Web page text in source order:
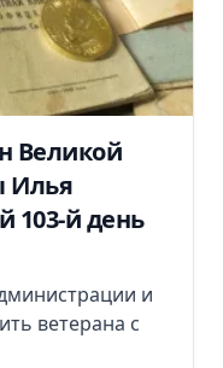
Великой
Илья
103-й день
и
ветерана с